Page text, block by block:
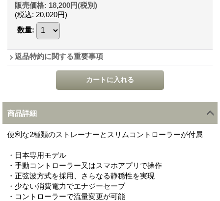
販売価格: 18,200円(税別)
(税込: 20,020円)
数量:
返品特約に関する重要事項
商品詳細
便利な2種類のストレーナーとスリムコントローラーが付属
・日本専用モデル
・手動コントローラー又はスマホアプリで操作
・正弦波方式を採用、さらなる静穏性を実現
・少ない消費電力でエナジーセーブ
・コントローラーで流量変更が可能